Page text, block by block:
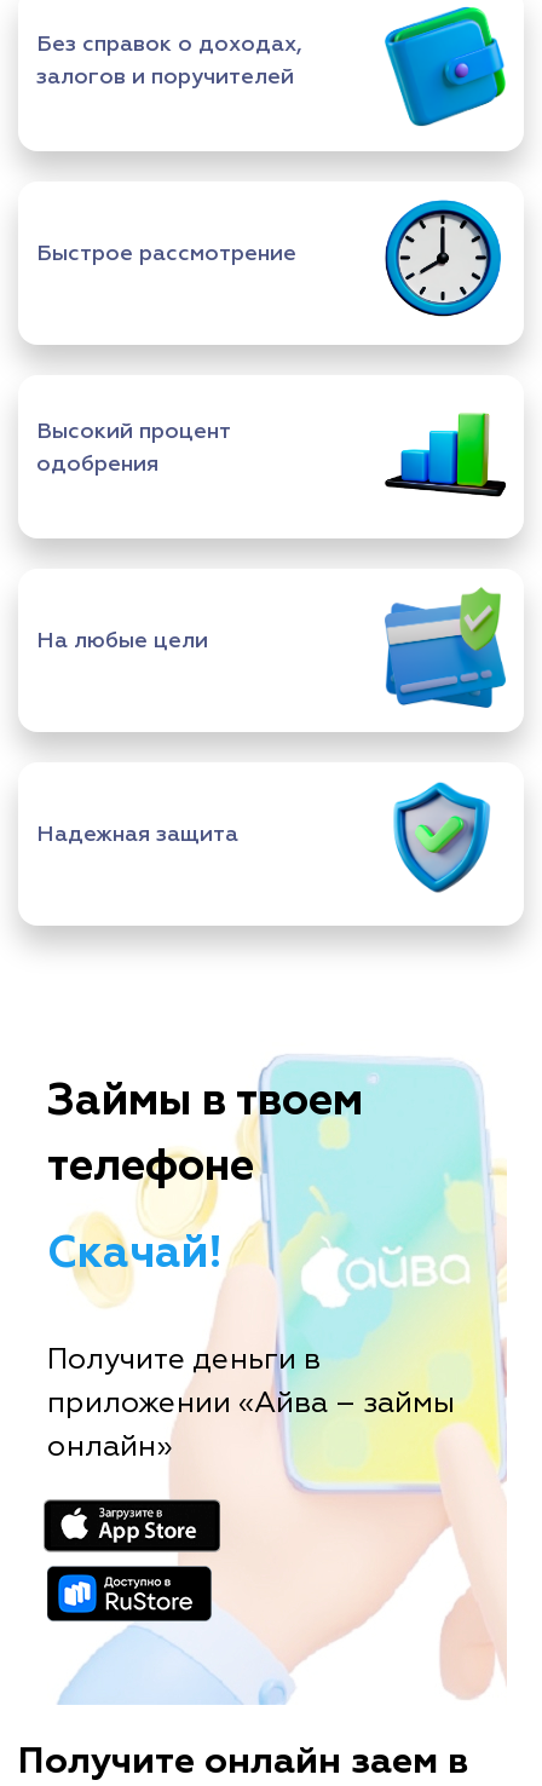
Без справок о доходах,
залогов и поручителей
Быстрое рассмотрение
Высокий процент
одобрения
На любые цели
Надежная защита
Займы в твоем
телефоне
Скачай!
Получите деньги в
приложении «Айва – займы
онлайн»
Получите онлайн заем в